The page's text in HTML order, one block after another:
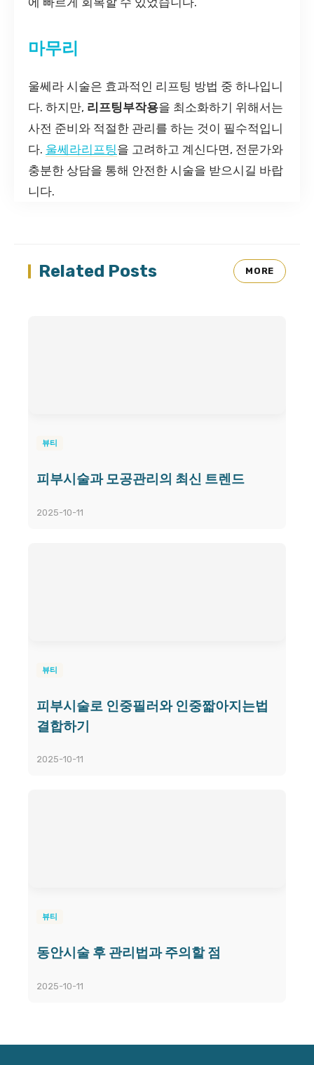
마무리
울쎄라 시술은 효과적인 리프팅 방법 중 하나입니
다. 하지만, 리프팅부작용을 최소화하기 위해서는
사전 준비와 적절한 관리를 하는 것이 필수적입니
다. 울쎄라리프팅을 고려하고 계신다면, 전문가와
충분한 상담을 통해 안전한 시술을 받으시길 바랍
니다.
Related Posts MORE
뷰티
피부시술과 모공관리의 최신 트렌드
2025-10-11
뷰티
피부시술로 인중필러와 인중짧아지는법
결합하기
2025-10-11
뷰티
동안시술 후 관리법과 주의할 점
2025-10-11